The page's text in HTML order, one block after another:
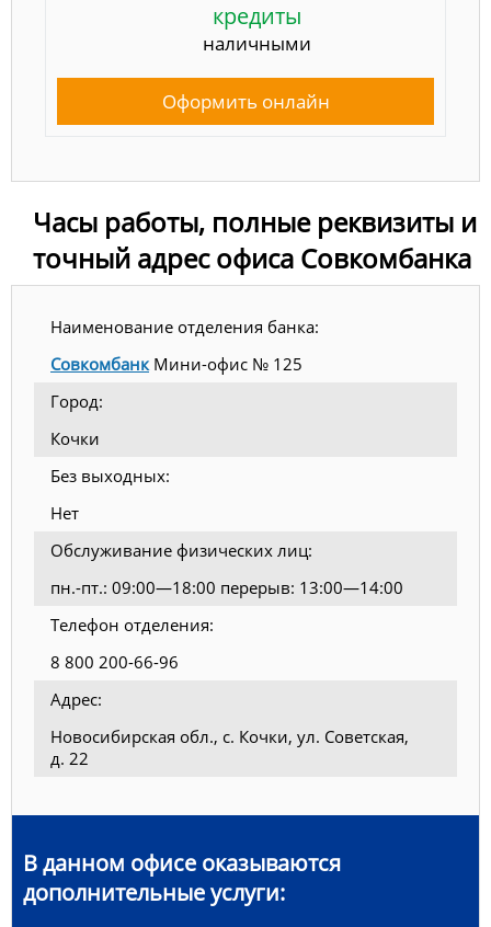
кредиты
наличными
Оформить онлайн
Часы работы, полные реквизиты и
точный адрес офиса Совкомбанка
Наименование отделения банка:
СовкомбанкМини-офис № 125
Город:
Кочки
Без выходных:
Нет
Обслуживание физических лиц:
пн.-пт.: 09:00—18:00 перерыв: 13:00—14:00
Телефон отделения:
8 800 200-66-96
Адрес:
Новосибирская обл., с. Кочки, ул. Советская,
д. 22
В данном офисе оказываются
дополнительные услуги: